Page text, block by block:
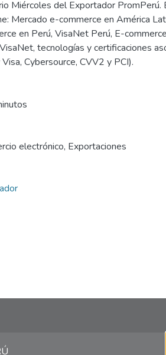
Miércoles del Exportador PromPerú.
Mercado e-commerce en América
en Perú, VisaNet Perú, E-
tecnologías y certificaciones
Cybersource, CVV2 y PCI).
electrónico, Exportaciones